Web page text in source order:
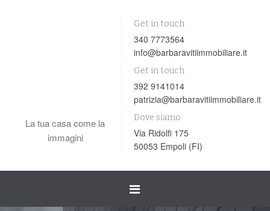
La tua casa come la
immagini
Get in touch
340 7773564
info@barbaravitiimmobiliare.it
Get in touch
392 9141014
patrizia@barbaravitiimmobiliare.it
Dove siamo
Via Ridolfi 175
50053 Empoli (FI)
Toggle